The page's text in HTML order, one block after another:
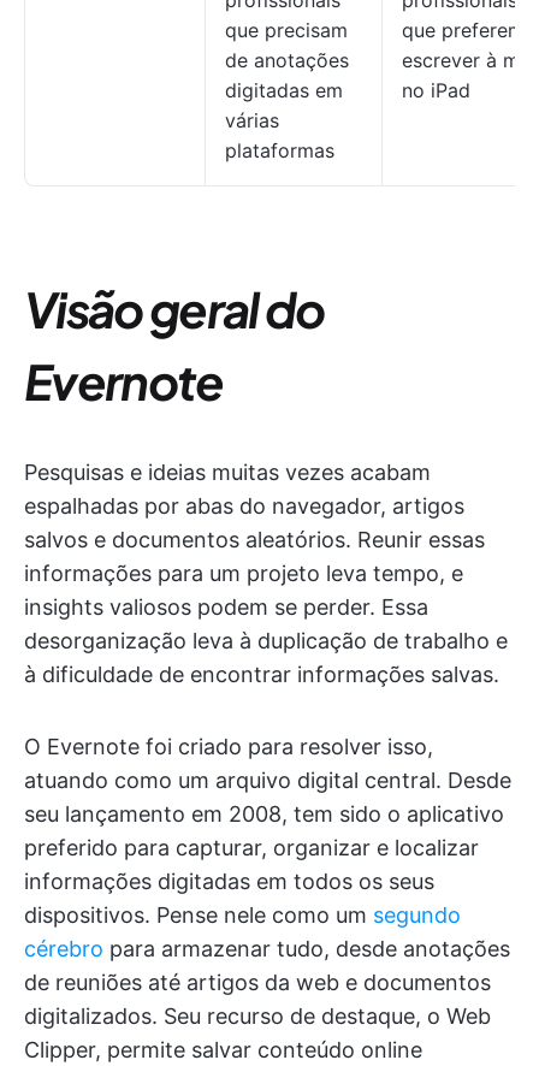
que precisam
de anotações
digitadas em
várias
plataformas
que preferem
escrever à
no iPad
Visão geral do
Evernote
Pesquisas e ideias muitas vezes acabam
espalhadas por abas do navegador, artigos
salvos e documentos aleatórios. Reunir essas
informações para um projeto leva tempo, e
insights valiosos podem se perder. Essa
desorganização leva à duplicação de trabalho e
à dificuldade de encontrar informações salvas.
O Evernote foi criado para resolver isso,
atuando como um arquivo digital central. Desde
seu lançamento em 2008, tem sido o aplicativo
preferido para capturar, organizar e localizar
informações digitadas em todos os seus
dispositivos. Pense nele como um segundo
cérebro para armazenar tudo, desde anotações
de reuniões até artigos da web e documentos
digitalizados. Seu recurso de destaque, o Web
Clipper, permite salvar conteúdo online